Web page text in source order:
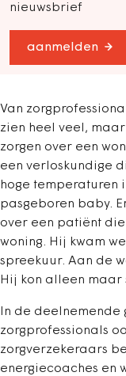
nieuwsbrief
aanmelden
Van
zien heel veel,
zorgen over een
een verloskundige
hoge temperaturen
pasgeboren baby.
over een patiënt
woning. Hij kwam
spreekuur. Aan de
Hij kon alleen maar
In de
zorgprofessionals
zorgverzekeraars
energiecoaches en